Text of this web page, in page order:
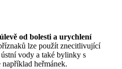
úlevě od bolesti a urychlení
lze použít znecitlivující
vody a také bylinky s
heřmánek.